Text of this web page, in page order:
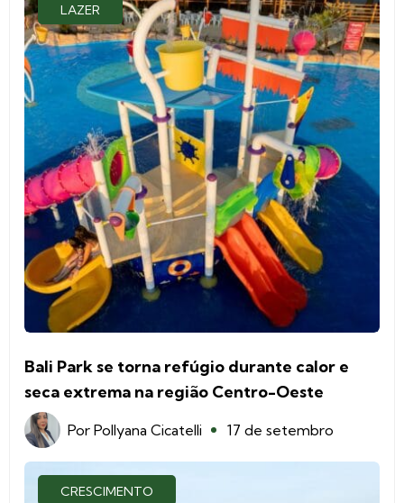
LAZER
Bali Park se torna refúgio durante calor e
seca extrema na região Centro-Oeste
Por Pollyana Cicatelli 17 de setembro
CRESCIMENTO